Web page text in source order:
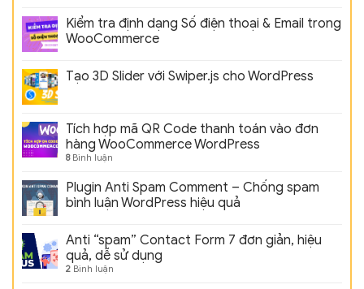
Kiểm tra định dạng Số điện thoại & Email trong
WooCommerce
Tạo 3D Slider với Swiper.js cho WordPress
Tích hợp mã QR Code thanh toán vào đơn
hàng WooCommerce WordPress
8Bình luận
Plugin Anti Spam Comment – Chống spam
bình luận WordPress hiệu quả
Anti “spam” Contact Form 7 đơn giản, hiệu
quả, dễ sử dụng
2 Bình luận